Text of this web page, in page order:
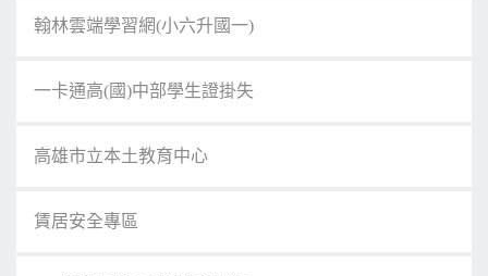
翰林雲端學習網(小六升國一)
一卡通高(國)中部學生證掛失
高雄市立本土教育中心
賃居安全專區